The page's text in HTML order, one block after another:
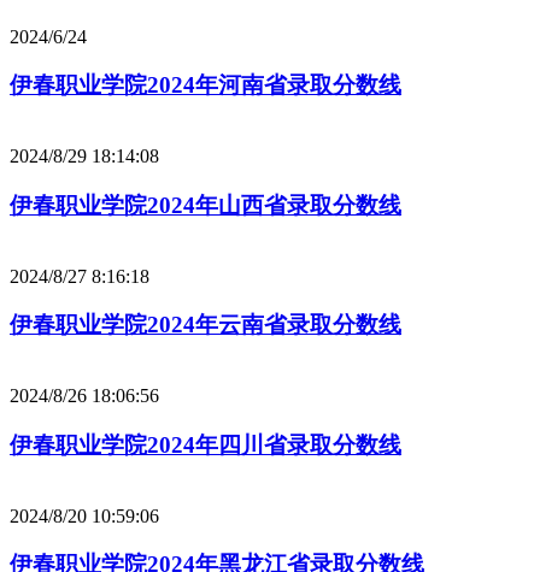
2024/6/24
伊春职业学院2024年河南省录取分数线
2024/8/29 18:14:08
伊春职业学院2024年山西省录取分数线
2024/8/27 8:16:18
伊春职业学院2024年云南省录取分数线
2024/8/26 18:06:56
伊春职业学院2024年四川省录取分数线
2024/8/20 10:59:06
伊春职业学院2024年黑龙江省录取分数线